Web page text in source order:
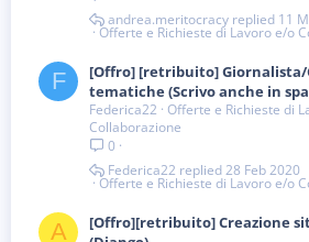
Offerte e Richieste di Lavoro e/o
11
andrea.meritocracy
F
[Offro] [retribuito]
tematiche (Scrivo anche in
Federica22
Offerte e Richieste di
Collaborazione
0
Offerte e Richieste di Lavoro e/o
28 Feb 2020
Federica22
A
[Offro][retribuito] Creazione